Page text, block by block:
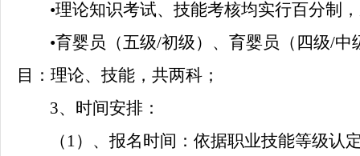
•理论知识考试、技能考核均实行百分制
•育婴员（五级/初级）、育婴员（四级/中
目：理论、技能，共两科；
3、时间安排：
（ 1）、报名时间：依据职业技能等级认